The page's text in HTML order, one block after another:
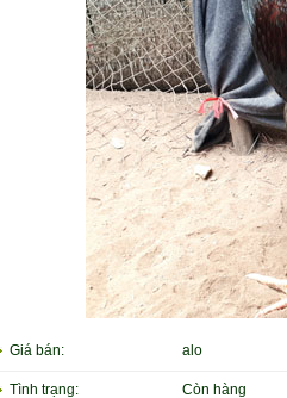
Giá bán: alo
Tình trạng: Còn hàng